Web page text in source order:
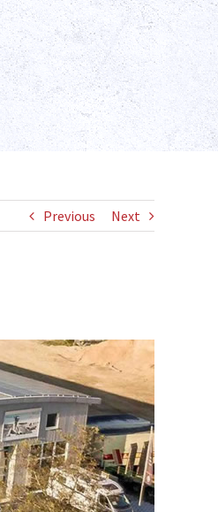
Previous Next